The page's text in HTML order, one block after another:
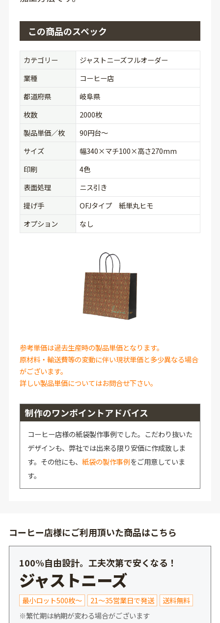
この商品のスペック
カテゴリー
ジャストニーズフルオーダー
業種
コーヒー店
都道府県
岐阜県
枚数
2000枚
製品単価／枚
90円台〜
サイズ
幅340×マチ100×高さ270mm
印刷
4色
表面処理
ニス引き
提げ手
OFJタイプ 紙単丸ヒモ
オプション
なし
参考単価は過去生産時の製品単価となります。
原材料・輸送費等の変動に伴い現状単価と多少異なる場合
がございます。
詳しい製品単価についてはお問合せ下さい。
制作のワンポイントアドバイス
コーヒー店様の紙袋製作事例でした。こだわり抜いた
デザインも、弊社では出来る限り安価に作成致しま
す。その他にも、 紙袋の製作事例をご用意していま
す。
コーヒー店様にご利用頂いた商品はこちら
100%自由設計。工夫次第で安くなる！
ジャストニーズ
最小ロット500枚～ 21～35営業日で発送
送料無料
※繁忙期は納期が変わる場合がございます